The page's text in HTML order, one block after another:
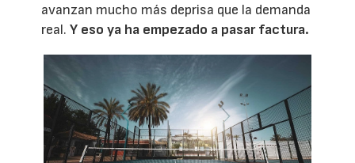
avanzan mucho más deprisa que la demanda
real.Y eso ya ha empezado a pasar factura.